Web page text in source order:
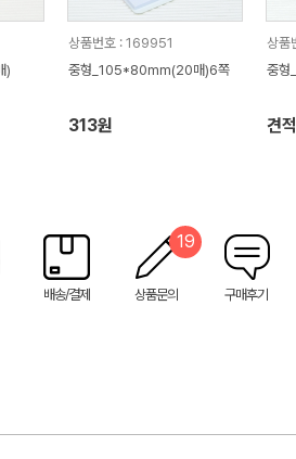
)
상품번호 : 169951
중형_105*80mm(20매)6쪽
313원
상품
중
견
배송/결제 상품문의
19
구매후기